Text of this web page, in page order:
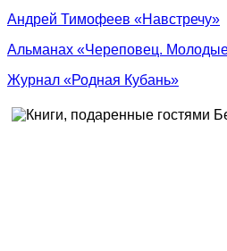
Андрей Тимофеев «Навстречу»
Альманах «Череповец.
Журнал «Родная Кубань»